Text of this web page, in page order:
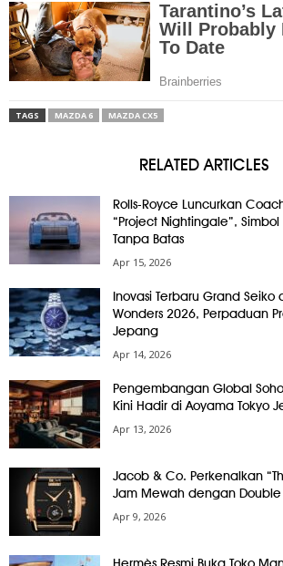
TAGS MAZDA 6 MAZDA CX5
RELATED ARTICLES
Rolls-Royce Luncurkan
“Project Nightingale”,
Tanpa Batas
Apr 15, 2026
Inovasi Terbaru Grand Seiko
Wonders 2026, Perpaduan
Jepang
Apr 14, 2026
Pengembangan Global
Kini Hadir di Aoyama Tokyo
Apr 13, 2026
Jacob & Co. Perkenalkan
Jam Mewah dengan
Apr 9, 2026
Hermès Resmi Buka Toko